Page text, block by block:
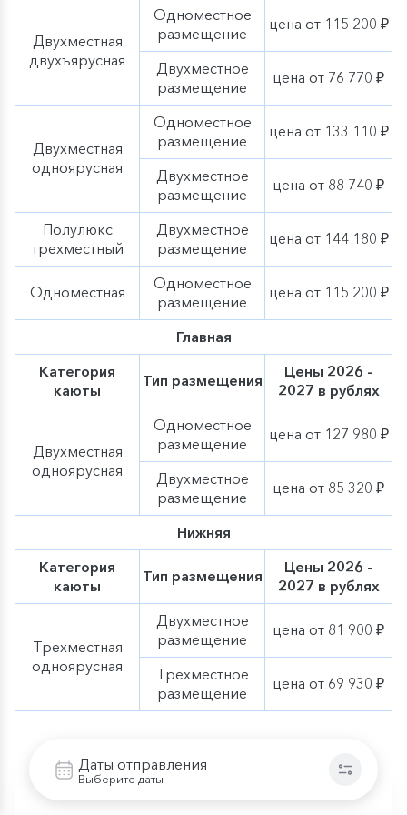
Даты отправления
Выберите даты
Двухместная
двухъярусная
Одноместное
размещение
цена от 115 200 ₽
Двухместное
размещение
цена от 76 770 ₽
Двухместная
одноярусная
Одноместное
размещение
цена от 133 110 ₽
Двухместное
размещение
цена от 88 740 ₽
Полулюкс
трехместный
Двухместное
размещение
цена от 144 180 ₽
Одноместная
Одноместное
размещение
цена от 115 200 ₽
Главная
Категория
каюты
Тип размещения
Цены 2026 -
2027 в рублях
Двухместная
одноярусная
Одноместное
размещение
цена от 127 980 ₽
Двухместное
размещение
цена от 85 320 ₽
Нижняя
Категория
каюты
Тип размещения
Цены 2026 -
2027 в рублях
Трехместная
одноярусная
Двухместное
размещение
цена от 81 900 ₽
Трехместное
размещение
цена от 69 930 ₽
Скидки